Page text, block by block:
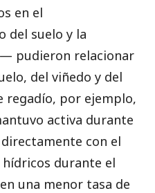
en el
del suelo y la
pudieron relacionar
del viñedo y del
regadío, por ejemplo,
activa durante
con el
durante el
una menor tasa de